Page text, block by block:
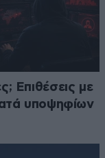
Επιθέσεις με
υποψηφίων